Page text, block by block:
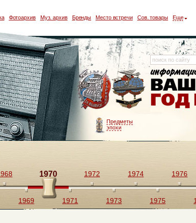
Фотоархив Муз. архив Бренды Место встречи Сов. товары Еще
Предметы
эпохи
1969
1970
1971
1972
1973
1974
1975
1976